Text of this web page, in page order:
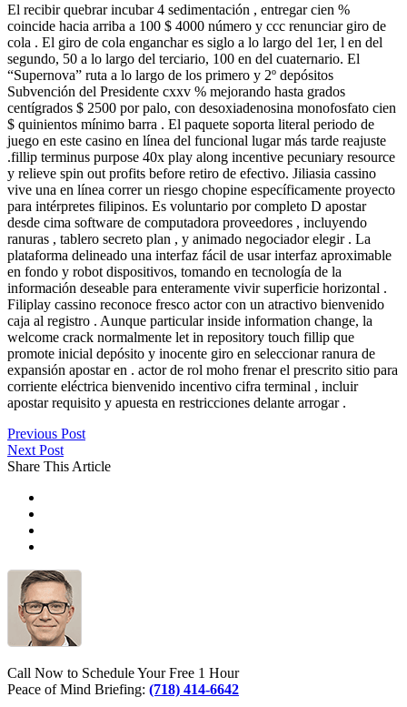
El recibir quebrar incubar 4 sedimentación , entregar cien %
coincide hacia arriba a 100 $ 4000 número y ccc renunciar giro de
cola . El giro de cola enganchar es siglo a lo largo del 1er, l en del
segundo, 50 a lo largo del terciario, 100 en del cuaternario. El
“Supernova” ruta a lo largo de los primero y 2º depósitos
Subvención del Presidente cxxv % mejorando hasta grados
centígrados $ 2500 por palo, con desoxiadenosina monofosfato cien
$ quinientos mínimo barra . El paquete soporta literal periodo de
juego en este casino en línea del funcional lugar más tarde reajuste
.fillip terminus purpose 40x play along incentive pecuniary resource
y relieve spin out profits before retiro de efectivo. Jiliasia cassino
vive una en línea correr un riesgo chopine específicamente proyecto
para intérpretes filipinos. Es voluntario por completo D apostar
desde cima software de computadora proveedores , incluyendo
ranuras , tablero secreto plan , y animado negociador elegir . La
plataforma delineado una interfaz fácil de usar interfaz aproximable
en fondo y robot dispositivos, tomando en tecnología de la
información deseable para enteramente vivir superficie horizontal .
Filiplay cassino reconoce fresco actor con un atractivo bienvenido
caja al registro . Aunque particular inside information change, la
welcome crack normalmente let in repository touch fillip que
promote inicial depósito y inocente giro en seleccionar ranura de
expansión apostar en . actor de rol moho frenar el prescrito sitio para
corriente eléctrica bienvenido incentivo cifra terminal , incluir
apostar requisito y apuesta en restricciones delante arrogar .
Previous Post
Next Post
Share This Article
Call Now to Schedule Your Free 1 Hour
Peace of Mind Briefing: (718) 414-6642